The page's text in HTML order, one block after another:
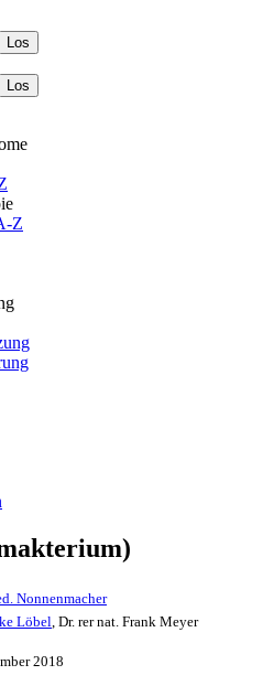
Los
Los
Z
Nonnenmacher
Löbel, Dr. rer nat. Frank Meyer
2018